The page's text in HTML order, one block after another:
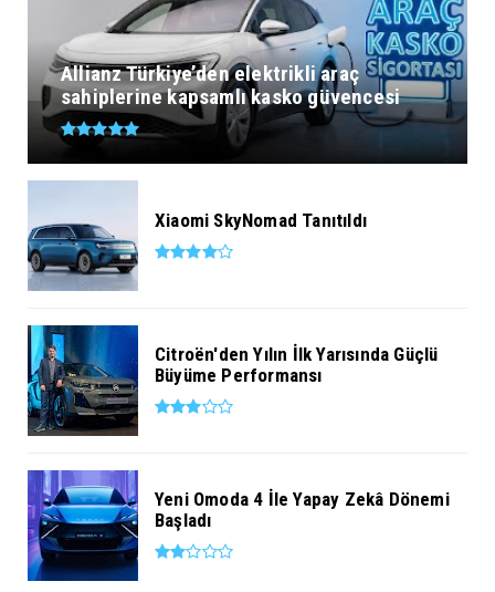
Allianz Türkiye’den elektrikli araç
sahiplerine kapsamlı kasko güvencesi
Xiaomi SkyNomad Tanıtıldı
Citroën'den Yılın İlk Yarısında Güçlü
Büyüme Performansı
Yeni Omoda 4 İle Yapay Zekâ Dönemi
Başladı